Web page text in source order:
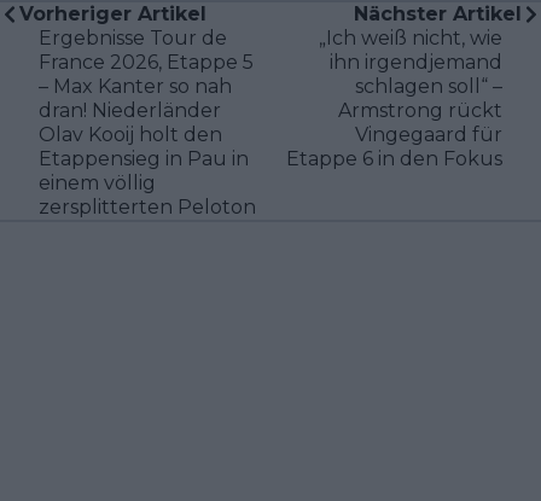
Vorheriger Artikel
Ergebnisse Tour de
France 2026, Etappe 5
– Max Kanter so nah
dran! Niederländer
Olav Kooij holt den
Etappensieg in Pau in
einem völlig
zersplitterten Peloton
Nächster Artikel
„Ich weiß nicht, wie
ihn irgendjemand
schlagen soll“ –
Armstrong rückt
Vingegaard für
Etappe 6 in den Fokus